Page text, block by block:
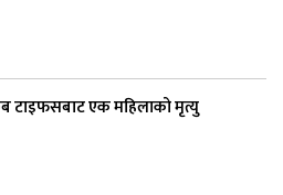
टाइफसबाट एक महिलाको मृत्यु